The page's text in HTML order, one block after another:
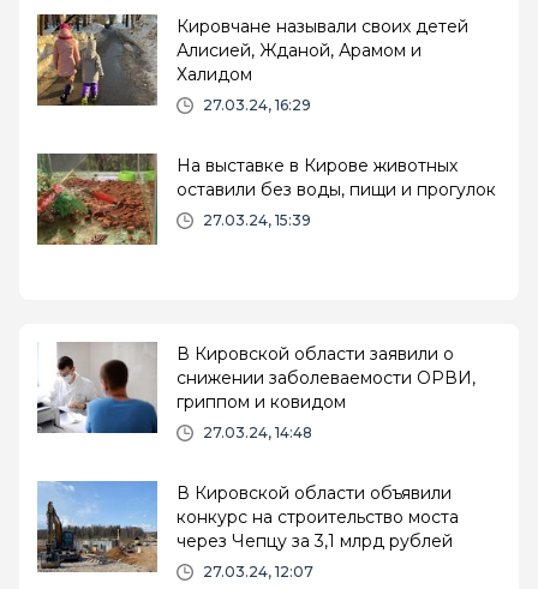
Кировчане называли своих детей
Алисией, Жданой, Арамом и
Халидом
27.03.24, 16:29
На выставке в Кирове животных
оставили без воды, пищи и прогулок
27.03.24, 15:39
В Кировской области заявили о
снижении заболеваемости ОРВИ,
гриппом и ковидом
27.03.24, 14:48
В Кировской области объявили
конкурс на строительство моста
через Чепцу за 3,1 млрд рублей
27.03.24, 12:07